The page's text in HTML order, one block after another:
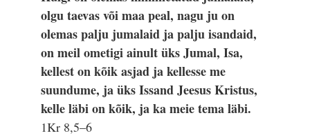
olgu taevas või maa peal, nagu ju on
olemas palju jumalaid ja palju isandaid,
on meil ometigi ainult üks Jumal, Isa,
kellest on kõik asjad ja kellesse me
suundume, ja üks Issand Jeesus Kristus,
kelle läbi on kõik, ja ka meie tema läbi.
1Kr 8,5–6